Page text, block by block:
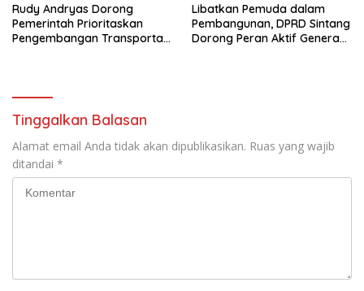
Rudy Andryas Dorong
Pemerintah Prioritaskan
Pengembangan Transportasi
Libatkan Pemuda dalam
Pembangunan, DPRD Sintang
Dorong Peran Aktif Generasi
Tinggalkan Balasan
Alamat email Anda tidak akan dipublikasikan. Ruas yang wajib
ditandai *